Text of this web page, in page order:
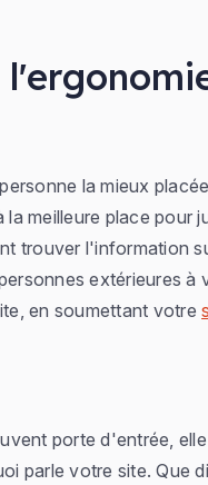
la mieux
la meilleure place pour
trouver l'information
extérieures à
en soumettant votre
porte d'entrée,
parle votre site. Que